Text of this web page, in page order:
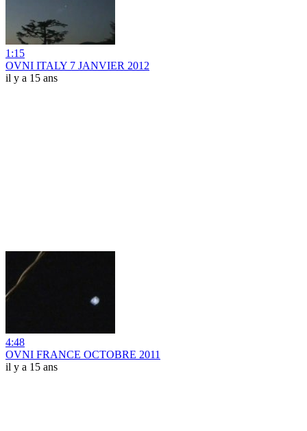
1:15
OVNI ITALY 7 JANVIER 2012
il y a 15 ans
4:48
OVNI FRANCE OCTOBRE 2011
il y a 15 ans